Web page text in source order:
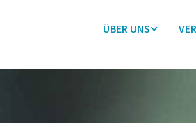
ÜBER UNS